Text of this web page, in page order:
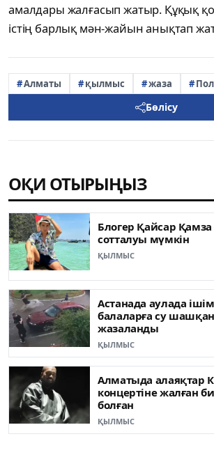
амалдары жалғасып жатыр. Құқық
істің барлық мән-жайын анықтап
Алматы қылмыс жаза
Бөлісу
ОҚИ ОТЫРЫҢЫЗ
Блогер Қайсар
сотталуы мүмкін
ҚЫЛМЫС
Астанада аулада
балаларға су
жазаланды
ҚЫЛМЫС
Алматыда алаяқтар
концертіне жалған
болған
ҚЫЛМЫС